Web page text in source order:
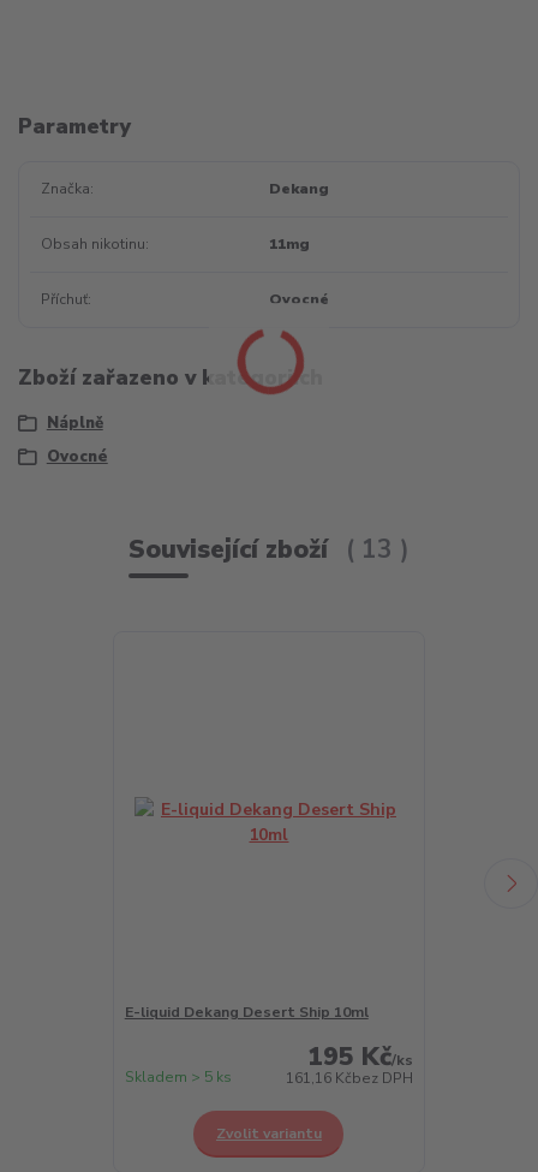
Parametry
Značka Dekang
Obsah nikotinu 11mg
Příchuť Ovocné
Zboží zařazeno v kategoriích
Náplně
Ovocné
Související zboží 13
E-liquid Dekang Desert Ship 10ml
195 Kč/ks
161,16 Kčbez DPH
Skladem > 5 ks
Zvolit variantu